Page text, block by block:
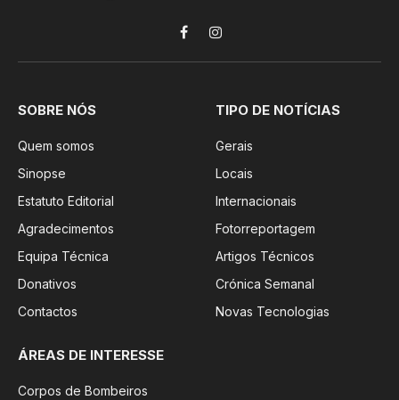
FacebookInstagram
SOBRE NÓS
Quem somos
Sinopse
Estatuto Editorial
Agradecimentos
Equipa Técnica
Donativos
Contactos
TIPO DE NOTÍCIAS
Gerais
Locais
Internacionais
Fotorreportagem
Artigos Técnicos
Crónica Semanal
Novas Tecnologias
ÁREAS DE INTERESSE
Corpos de Bombeiros